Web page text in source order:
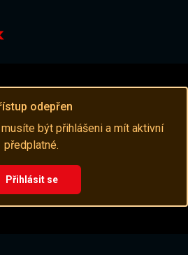
odepřen
být přihlášeni a mít aktivní
předplatné.
Přihlásit se